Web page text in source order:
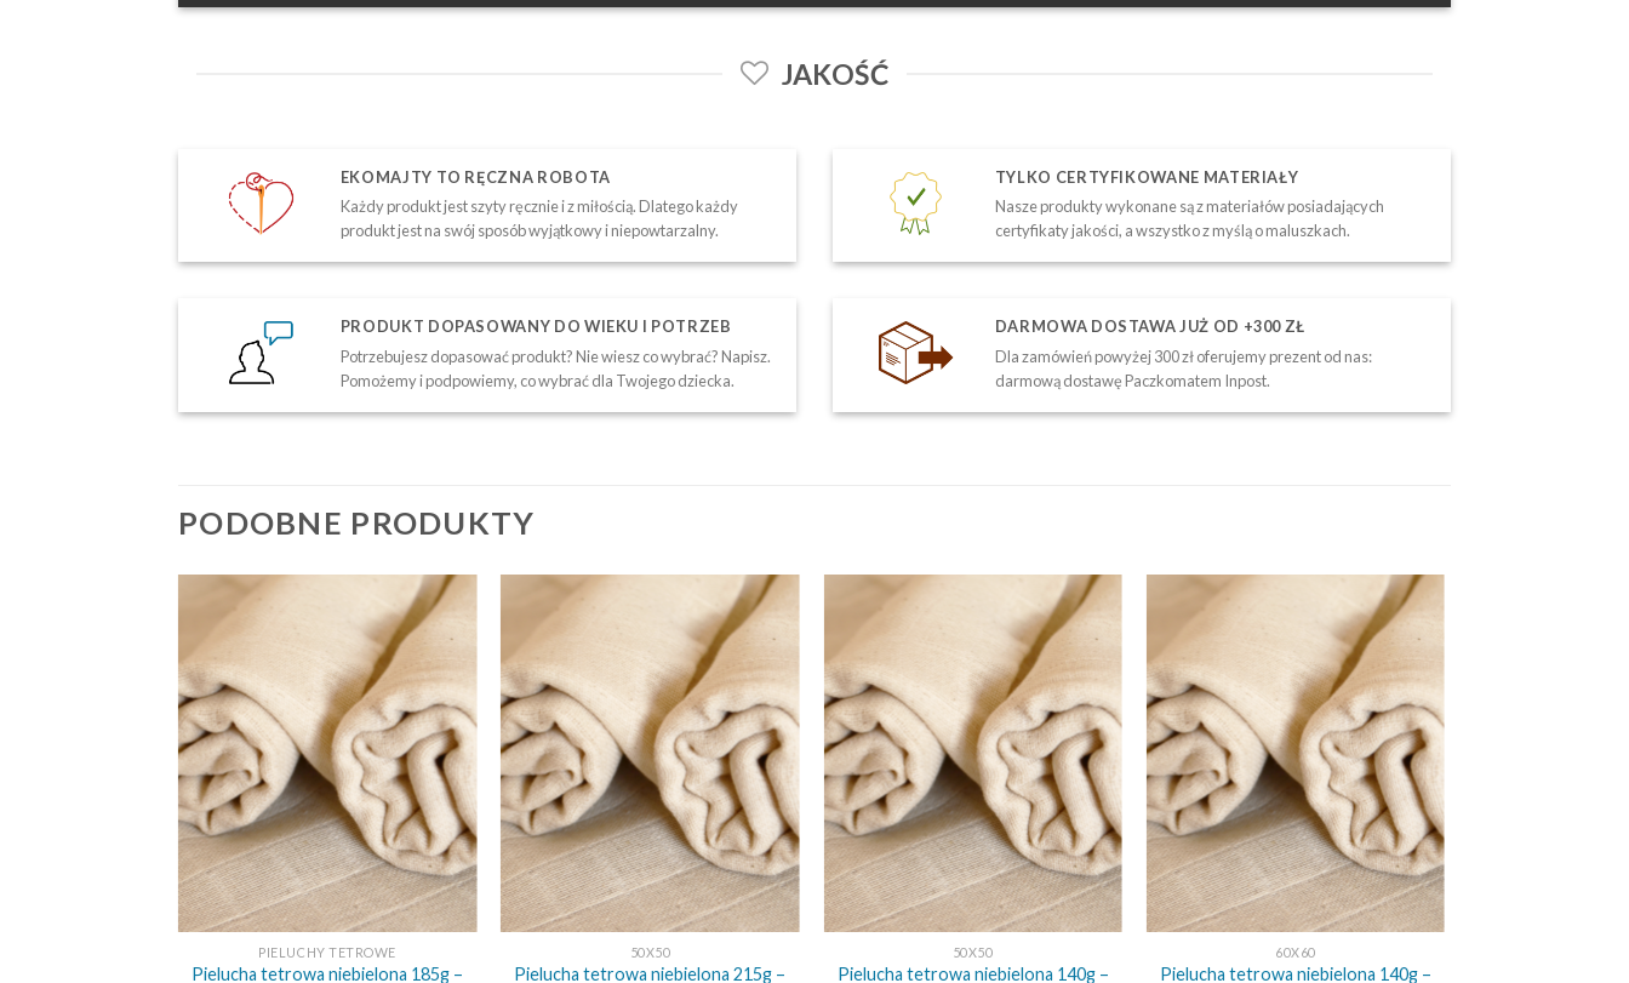
JAKOŚĆ
EKOMAJTY TO RĘCZNA ROBOTA
Każdy produkt jest szyty ręcznie i z miłością. Dlatego każdy
produkt jest na swój sposób wyjątkowy i niepowtarzalny.
TYLKO CERTYFIKOWANE MATERIAŁY
Nasze produkty wykonane są z materiałów posiadających
certyfikaty jakości, a wszystko z myślą o maluszkach.
PRODUKT DOPASOWANY DO WIEKU I POTRZEB
Potrzebujesz dopasować produkt? Nie wiesz co wybrać? Napisz.
Pomożemy i podpowiemy, co wybrać dla Twojego dziecka.
DARMOWA DOSTAWA JUŻ OD +300 ZŁ
Dla zamówień powyżej 300 zł oferujemy prezent od nas:
darmową dostawę Paczkomatem Inpost.
PODOBNE PRODUKTY
+
PIELUCHY TETROWE
Pielucha tetrowa niebielona 185g –
+
50X50
Pielucha tetrowa niebielona 215g –
+
50X50
Pielucha tetrowa niebielona 140g –
+
60X60
Pielucha tetrowa niebielona 140g –